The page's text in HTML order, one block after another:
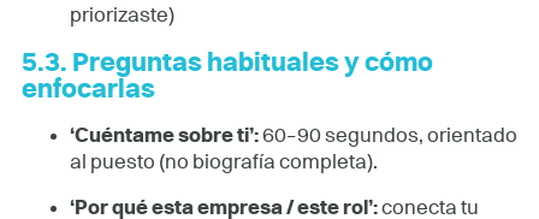
priorizaste)
5.3. Preguntas habituales y cómo
enfocarlas
‘Cuéntame sobre ti’:60–90 segundos, orientado
al puesto (no biografía completa).
‘Por qué esta empresa / este rol’:conecta tu